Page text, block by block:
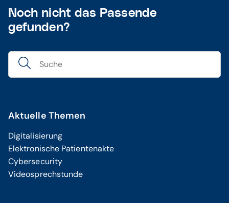
Noch nicht das Passende
gefunden?
Aktuelle Themen
Digitalisierung
Elektronische Patientenakte
Cybersecurity
Videosprechstunde